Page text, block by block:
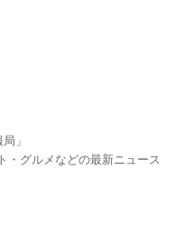
」
・グルメなどの最新ニュース